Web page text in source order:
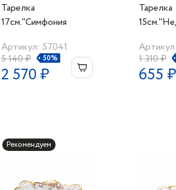
Тарелка
17см."Симфония
Артикул: 57041
5 140 ₽
50%
2 570 ₽
Тарелка
1 310 ₽
655 ₽
Рекомендуем